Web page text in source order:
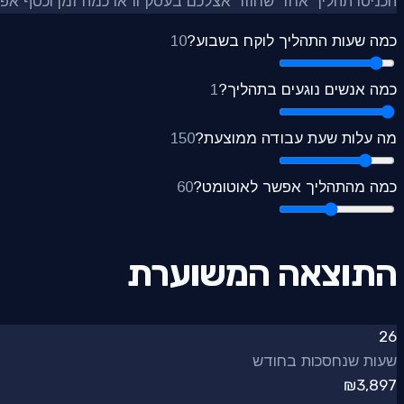
כמה שעות התהליך לוקח בשבוע?10
כמה אנשים נוגעים בתהליך?1
מה עלות שעת עבודה ממוצעת?150
כמה מהתהליך אפשר לאוטומט?60
התוצאה המשוערת
26
שעות שנחסכות בחודש
₪3,897